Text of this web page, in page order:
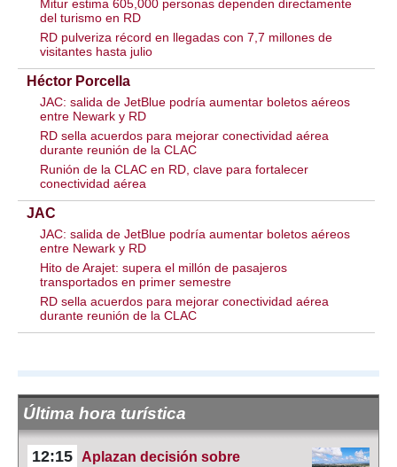
Mitur estima 605,000 personas dependen directamente
del turismo en RD
RD pulveriza récord en llegadas con 7,7 millones de
visitantes hasta julio
Héctor Porcella
JAC: salida de JetBlue podría aumentar boletos aéreos
entre Newark y RD
RD sella acuerdos para mejorar conectividad aérea
durante reunión de la CLAC
Runión de la CLAC en RD, clave para fortalecer
conectividad aérea
JAC
JAC: salida de JetBlue podría aumentar boletos aéreos
entre Newark y RD
Hito de Arajet: supera el millón de pasajeros
transportados en primer semestre
RD sella acuerdos para mejorar conectividad aérea
durante reunión de la CLAC
Última hora turística
12:15
Aplazan decisión sobre